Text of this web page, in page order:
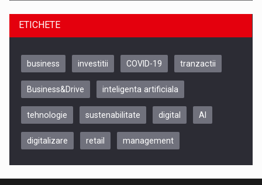
Be Inspired. Make it Happen!, CLUJ, 9 Decembrie
ETICHETE
business investitii COVID-19 tranzactii
Business&Drive inteligenta artificiala
tehnologie sustenabilitate digital AI
digitalizare retail management